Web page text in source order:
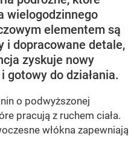
wielogodzinnego
elementem są
i dopracowane detale,
zyskuje nowy
gotowy do działania.
o podwyższonej
pracują z ruchem ciała.
włókna zapewniają